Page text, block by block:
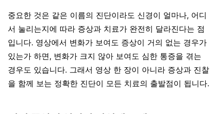
중요한 것은 같은 이름의 진단이라도 신경이 얼마나, 어디
서 눌리는지에 따라 증상과 치료가 완전히 달라진다는 점
입니다. 영상에서 변화가 보여도 증상이 거의 없는 경우가
있는가 하면, 변화가 크지 않아 보여도 심한 통증을 겪는
경우도 있습니다. 그래서 영상 한 장이 아니라 증상과 진찰
을 함께 보는 정확한 진단이 모든 치료의 출발점이 됩니다.